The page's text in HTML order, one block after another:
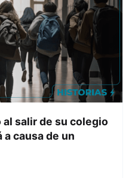
salir de su colegio
causa de un